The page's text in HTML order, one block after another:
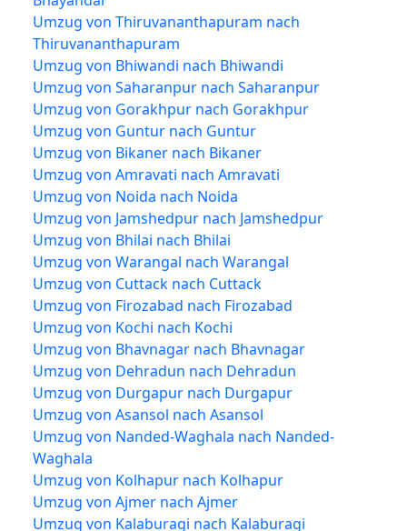
Umzug von Thiruvananthapuram nach
Thiruvananthapuram
Umzug von Bhiwandi nach Bhiwandi
Umzug von Saharanpur nach Saharanpur
Umzug von Gorakhpur nach Gorakhpur
Umzug von Guntur nach Guntur
Umzug von Bikaner nach Bikaner
Umzug von Amravati nach Amravati
Umzug von Noida nach Noida
Umzug von Jamshedpur nach Jamshedpur
Umzug von Bhilai nach Bhilai
Umzug von Warangal nach Warangal
Umzug von Cuttack nach Cuttack
Umzug von Firozabad nach Firozabad
Umzug von Kochi nach Kochi
Umzug von Bhavnagar nach Bhavnagar
Umzug von Dehradun nach Dehradun
Umzug von Durgapur nach Durgapur
Umzug von Asansol nach Asansol
Umzug von Nanded-Waghala nach Nanded-
Waghala
Umzug von Kolhapur nach Kolhapur
Umzug von Ajmer nach Ajmer
Umzug von Kalaburagi nach Kalaburagi